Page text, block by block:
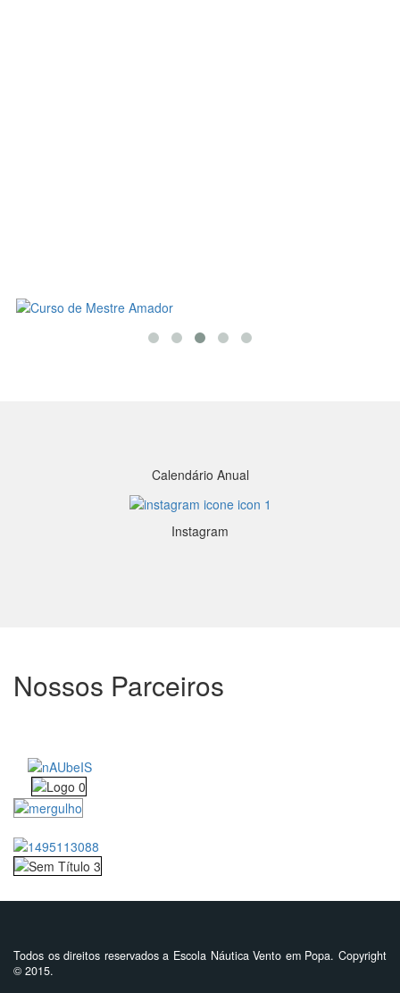
Calendário Anual
Instagram
Nossos Parceiros
Todos os direitos reservados a Escola Náutica Vento em Popa. Copyright
© 2015.